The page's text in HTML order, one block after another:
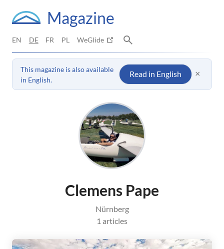
Magazine
EN DE FR PL WeGlide
This magazine is also available
in English.
Read in English ×
Clemens Pape
Nürnberg
1 articles